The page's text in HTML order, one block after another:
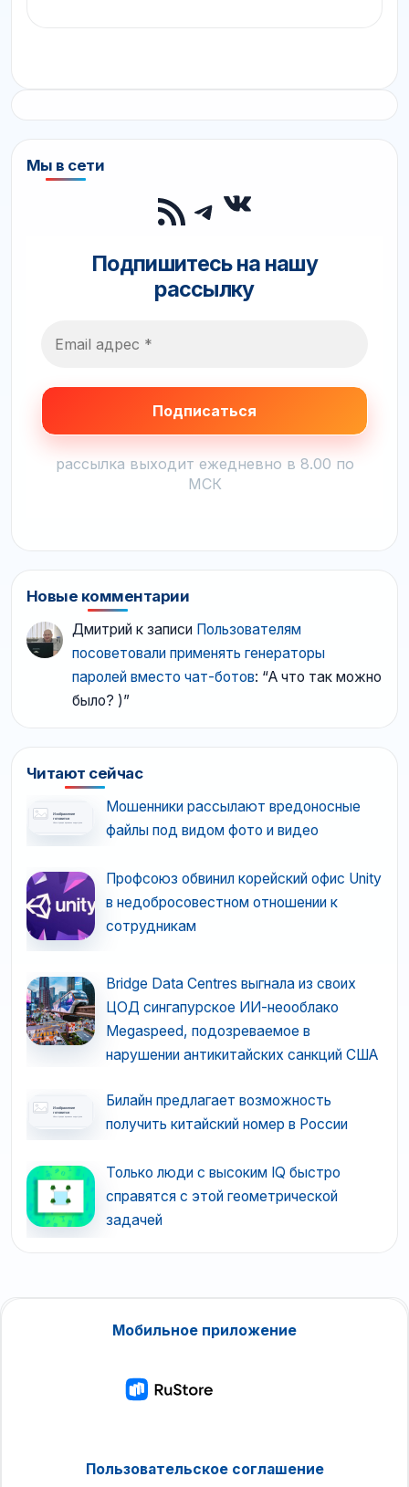
Мы в сети
RSS-лента
Telegram
ВКонтакте
Подпишитесь на нашу
рассылку
рассылка выходит ежедневно в 8.00 по
МСК
Новые комментарии
Дмитрий к записи Пользователям
посоветовали применять генераторы
паролей вместо чат-ботов: “А что так можно
было? )”
Читают сейчас
Мошенники рассылают вредоносные
файлы под видом фото и видео
Профсоюз обвинил корейский офис Unity
в недобросовестном отношении к
сотрудникам
Bridge Data Centres выгнала из своих
ЦОД сингапурское ИИ-неооблако
Megaspeed, подозреваемое в
нарушении антикитайских санкций США
Билайн предлагает возможность
получить китайский номер в России
Только люди с высоким IQ быстро
справятся с этой геометрической
задачей
Мобильное приложение
Пользовательское соглашение